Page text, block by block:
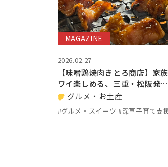
MAGAZINE
2026.02.27
【味噌鶏焼肉きとろ商店】家
ワイ楽しめる、三重・松阪発…
グルメ・お土産
#グルメ・スイーツ #深草子育て支